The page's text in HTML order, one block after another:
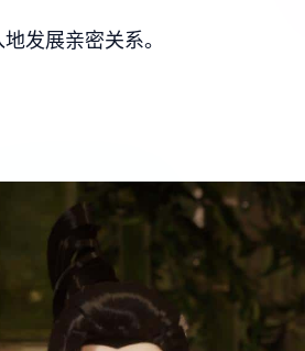
发展亲密关系。